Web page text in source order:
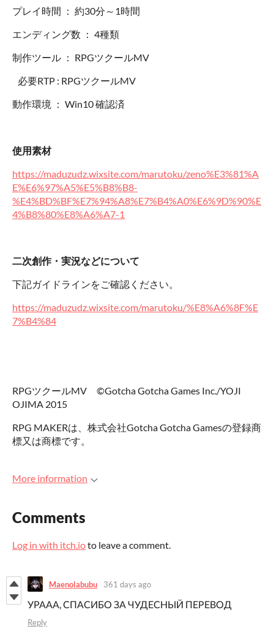
プレイ時間 ： 約30分～1時間
エンディング数 ： 4種類
制作ツール ： RPGツクールMV
必要RTP : RPGツクールMV
動作環境 ： Win10 確認済
使用素材
https://maduzudz.wixsite.com/marutoku/zeno%E3%81%A
E%E6%97%A5%E5%B8%B8-
%E4%BD%BF%E7%94%A8%E7%B4%A0%E6%9D%90%E
4%B8%80%E8%A6%A7-1
二次創作・実況などについて
下記ガイドラインをご確認ください。
https://maduzudz.wixsite.com/marutoku/%E8%A6%8F%E
7%B4%84
RPGツクールMV ©Gotcha Gotcha Games Inc./YOJI
OJIMA 2015
RPG MAKERは、株式会社Gotcha Gotcha Gamesの登録商
標又は商標です。
More information
Comments
Log in with itch.ioto leave a comment.
Maenolabubu 361 days ago
УРААА, СПАСИБО ЗА ЧУДЕСНЫЙ ПЕРЕВОД
Reply